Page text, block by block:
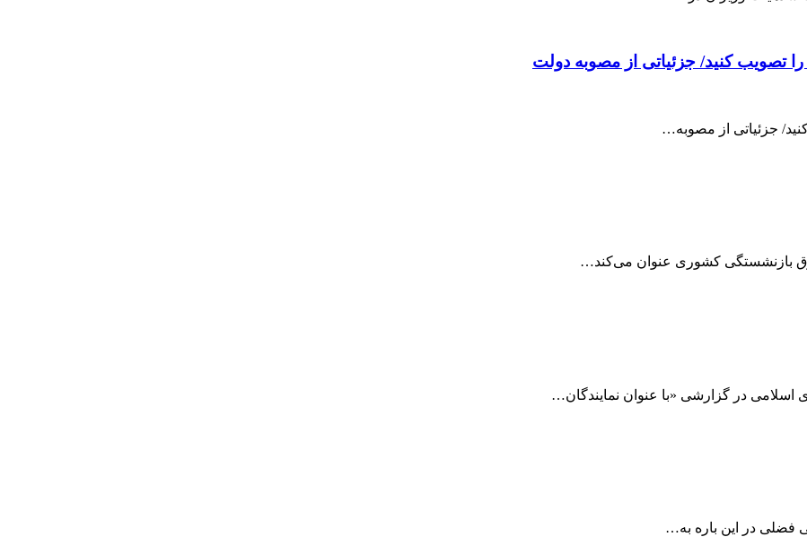
تصویب کنید/ جزئیاتی از مصوبه دولت
جزئیاتی از مصوبه…
در گزارشی «با عنوان نمایندگان…
فضلی در این باره به…